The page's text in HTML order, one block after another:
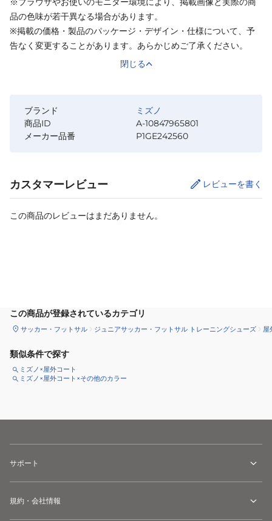
品の色味が若干異なる場合があります。
※掲載の価格・製品のパッケージ・デザイン・仕様について、予
告なく変更することがあります。あらかじめご了承ください。
閉じる
ブランド
ミズノ
商品ID
A-10847965801
メーカー品番
P1GE242560
カスタマーレビュー レビューを書く
この商品のレビューはまだありません。
この商品が登録されているカテゴリ
サッカー・フットサル ジュニアサッカー・フットサル トレーニングシューズ 屋
類似条件で探す
ミズノ×屋外コート
ミズノ×屋外コート×その他のカラー
サポート
規約・会社情報